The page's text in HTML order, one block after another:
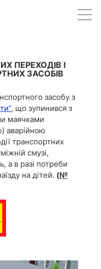
ПЕРЕХОДІВ І
ЗАСОБІВ
засобу з
, що зупинився з
маячками
аварійною
транспортних
смузі,
а в разі потреби
на дітей. (№